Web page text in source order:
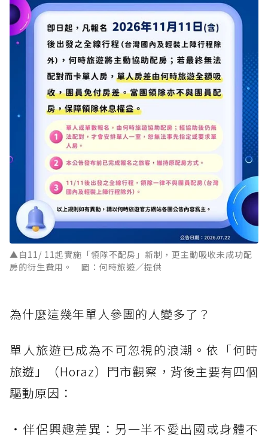
▲自11/ 11起實施「領隊不配房」新制，更主動吸收未成功配
房的衍生費用。 圖：何時旅遊／提供
為什麼這幾年單人參團的人變多了？
單人旅遊已成為不可忽視的浪潮。依「何時
旅遊」（Horaz）門市觀察，背後主要有四個
驅動原因：
・伴侶興趣差異：另一半不愛出國或身體不